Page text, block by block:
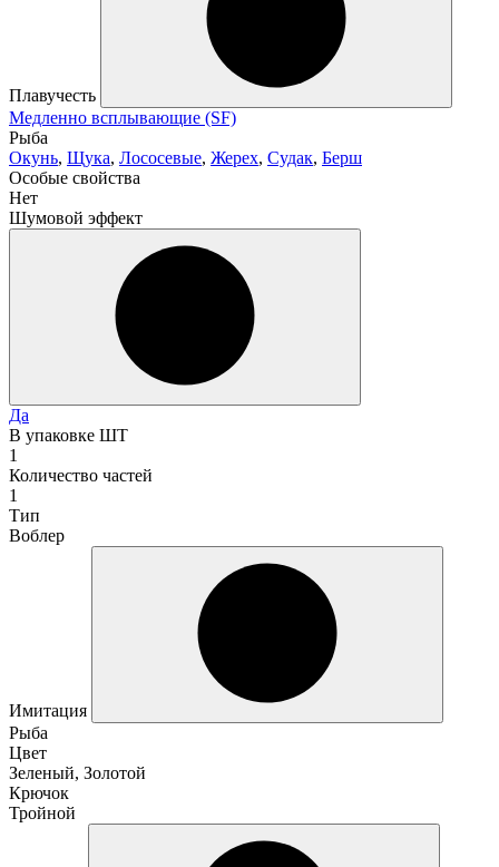
Плавучесть
Медленно всплывающие (SF)
Рыба
Окунь, Щука, Лососевые, Жерех, Судак, Берш
Особые свойства
Нет
Шумовой эффект
Да
В упаковке ШТ
1
Количество частей
1
Тип
Воблер
Имитация
Рыба
Цвет
Зеленый, Золотой
Крючок
Тройной